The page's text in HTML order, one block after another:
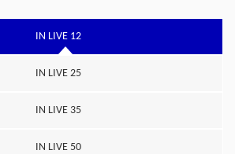
IN LIVE 12
IN LIVE 25
IN LIVE 35
IN LIVE 50